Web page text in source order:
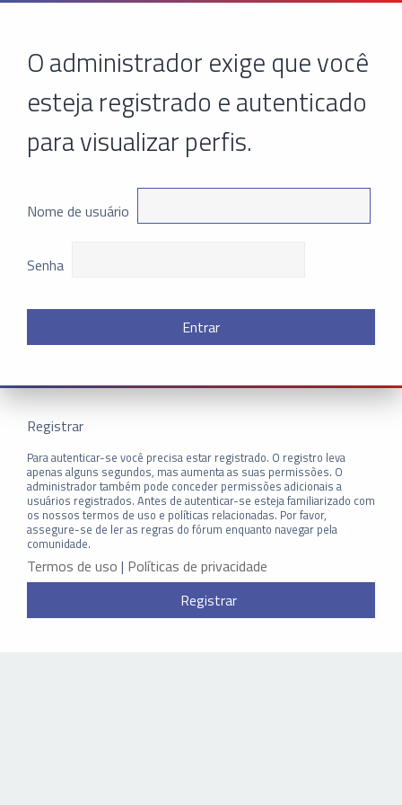
O administrador exige que você
esteja registrado e autenticado
para visualizar perfis.
Nome de usuário
Senha
Registrar
Para autenticar-se você precisa estar registrado. O registro leva
apenas alguns segundos, mas aumenta as suas permissões. O
administrador também pode conceder permissões adicionais a
usuários registrados. Antes de autenticar-se esteja familiarizado com
os nossos termos de uso e políticas relacionadas. Por favor,
assegure-se de ler as regras do fórum enquanto navegar pela
comunidade.
Termos de uso | Políticas de privacidade
Registrar